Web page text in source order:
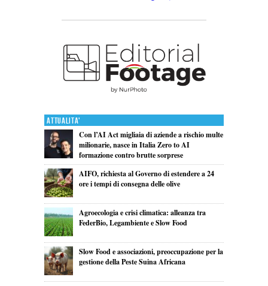
Attualita'
Con l’AI Act migliaia di aziende a rischio multe
milionarie, nasce in Italia Zero to AI
formazione contro brutte sorprese
AIFO, richiesta al Governo di estendere a 24
ore i tempi di consegna delle olive
Agroecologia e crisi climatica: alleanza tra
FederBio, Legambiente e Slow Food
Slow Food e associazioni, preoccupazione per la
gestione della Peste Suina Africana